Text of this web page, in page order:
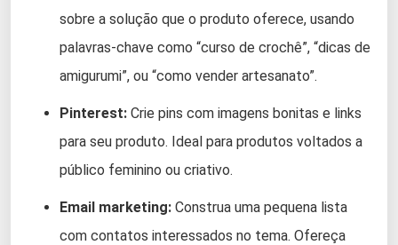
sobre a solução que o produto oferece, usando
palavras-chave como “curso de crochê”, “dicas de
amigurumi”, ou “como vender artesanato”.
Pinterest: Crie pins com imagens bonitas e links
para seu produto. Ideal para produtos voltados a
público feminino ou criativo.
Email marketing: Construa uma pequena lista
com contatos interessados no tema. Ofereça